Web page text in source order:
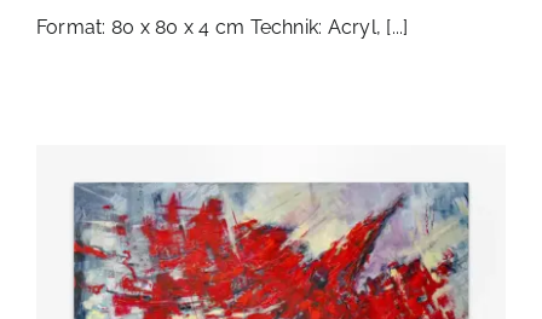
Format: 80 x 80 x 4 cm Technik: Acryl, [...]